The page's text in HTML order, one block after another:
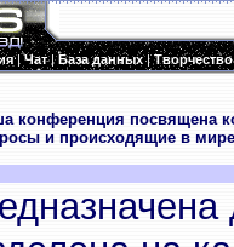
|Чат|База данных|Творчество
конференция посвящена
и происходящие в